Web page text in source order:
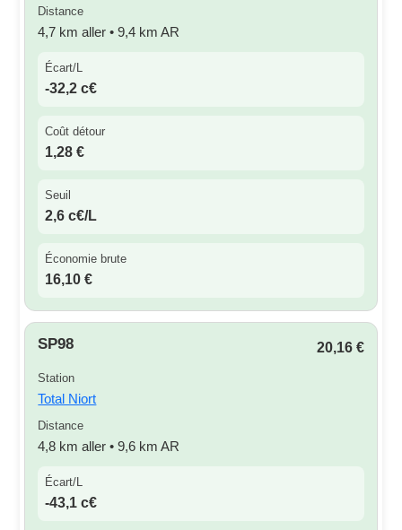
Distance
4,7 km aller • 9,4 km AR
Écart/L
-32,2 c€
Coût détour
1,28 €
Seuil
2,6 c€/L
Économie brute
16,10 €
SP98 20,16 €
Station
Total Niort
Distance
4,8 km aller • 9,6 km AR
Écart/L
-43,1 c€